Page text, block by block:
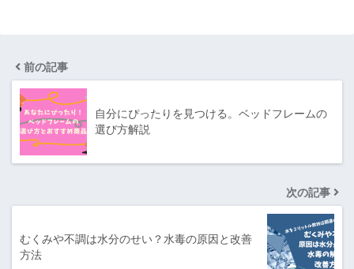
前の記事
自分にぴったりを見つける。ベッドフレームの
選び方解説
次の記事
むくみや不調は水分のせい？水毒の原因と改善
方法